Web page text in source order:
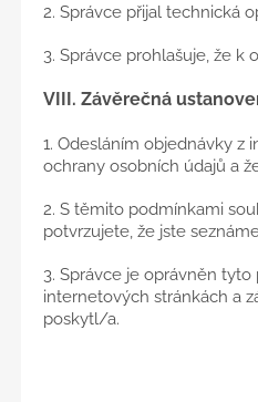
2. Správce přijal technická
3. Správce prohlašuje, že k
VIII. Závěrečná
1. Odesláním objednávky
ochrany osobních údajů a
2. S těmito podmínkami
potvrzujete, že jste
3. Správce je oprávněn
internetových stránkách a
poskytl/a.